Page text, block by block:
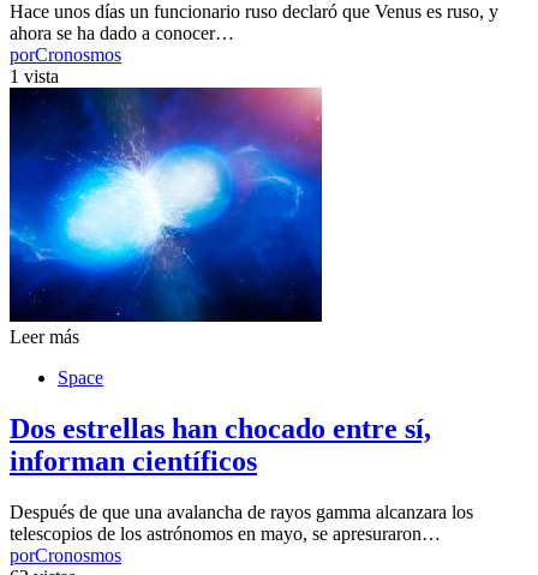
Hace unos días un funcionario ruso declaró que Venus es ruso, y
ahora se ha dado a conocer…
porCronosmos
1 vista
Leer más
Space
Dos estrellas han chocado entre sí,
informan científicos
Después de que una avalancha de rayos gamma alcanzara los
telescopios de los astrónomos en mayo, se apresuraron…
porCronosmos